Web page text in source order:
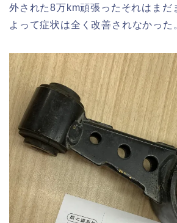
外された8万km頑張ったそれはまだ
よって症状は全く改善されなかった